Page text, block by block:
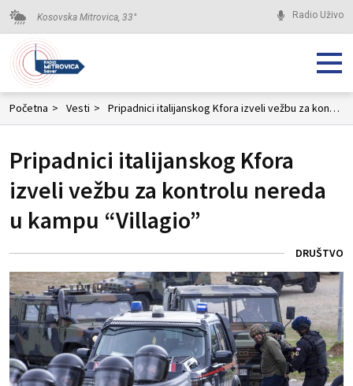
Kosovska Mitrovica, 33° Radio Uživo
Početna > Vesti > Pripadnici italijanskog Kfora izveli vežbu za kontrolu nereda u kampu “Villagio”
Pripadnici italijanskog Kfora
izveli vežbu za kontrolu nereda
u kampu “Villagio”
DRUŠTVO